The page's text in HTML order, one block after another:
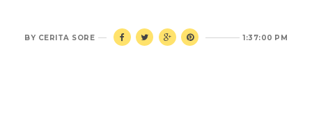
1:37:00 PM
BY CERITA SORE